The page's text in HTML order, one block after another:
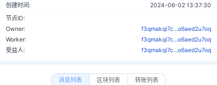
创建时间:
2024-06-02 13:37:30
节点ID:
Owner:
f3qmakqi7c...o6aed2u7oq
Worker:
f3qmakqi7c...o6aed2u7oq
受益人:
f3qmakqi7c...o6aed2u7oq
消息列表 区块列表 转账列表